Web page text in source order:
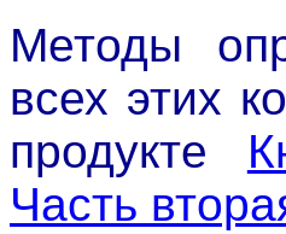
Методы
всех этих
продукте
Часть